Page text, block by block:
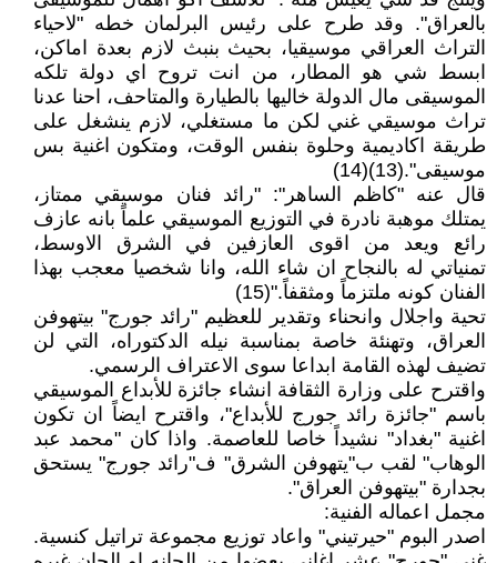
بالعراق". وقد طرح على رئيس البرلمان خطه "لاحياء
التراث العراقي موسيقيا، بحيث بنبث لازم بعدة اماكن،
ابسط شي هو المطار، من انت تروح اي دولة تلكه
الموسيقى مال الدولة خاليها بالطيارة والمتاحف، احنا عدنا
تراث موسيقي غني لكن ما مستغلي، لازم ينشغل على
طريقة اكاديمية وحلوة بنفس الوقت، ومتكون اغنية بس
موسيقى".(13)(14)
قال عنه "كاظم الساهر": "رائد فنان موسيقي ممتاز،
يمتلك موهبة نادرة في التوزيع الموسيقي علماً بانه عازف
رائع ويعد من اقوى العازفين في الشرق الاوسط،
تمنياتي له بالنجاح ان شاء الله، وانا شخصيا معجب بهذا
الفنان كونه ملتزماً ومثقفاً."(15)
تحية واجلال وانحناء وتقدير للعظيم "رائد جورج" بيتهوفن
العراق، وتهنئة خاصة بمناسبة نيله الدكتوراه، التي لن
تضيف لهذه القامة ابداعا سوى الاعتراف الرسمي.
واقترح على وزارة الثقافة انشاء جائزة للأبداع الموسيقي
باسم "جائزة رائد جورج للأبداع"، واقترح ايضاً ان تكون
اغنية "بغداد" نشيداً خاصا للعاصمة. واذا كان "محمد عبد
الوهاب" لقب ب"يتهوفن الشرق" ف"رائد جورج" يستحق
بجدارة "بيتهوفن العراق".
مجمل اعماله الفنية:
اصدر البوم "حيرتيني" واعاد توزيع مجموعة تراتيل كنسية.